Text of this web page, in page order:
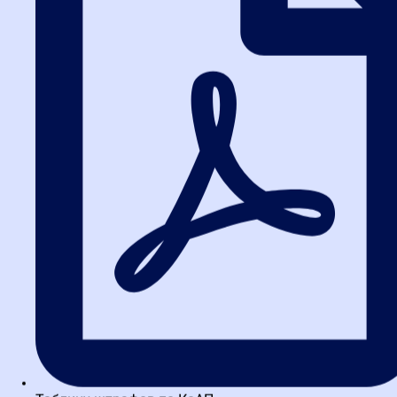
иного способа обязательно или запрещено. Знание этих
Типовые ошибки поставщиков
Даже опытные специалисты иногда допускают ошибки. Вот
самые распространенные из них.
Выбор аукциона для сложных
проектов. Экономия времени на подготовке
оборачивается проблемами на этапе исполнения
Ошибка поставщика:
Подача заявки на конкурс без
детального изучения критериев оценки. Часто участники
теряют баллы из-за формального подхода.
Общая ошибка:Игнорирование неценовых критериев. В
FAQ: Ответы на частые вопросы